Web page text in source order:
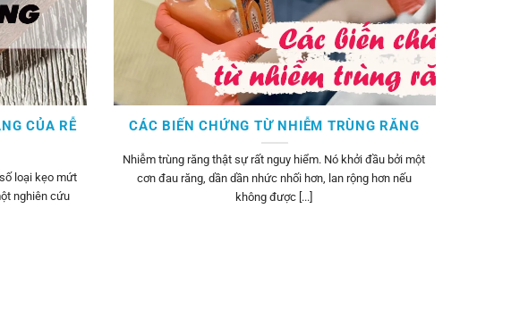
CỦA RỄ
loại kẹo mứt
nghiên cứu
CÁC BIẾN CHỨNG TỪ NHIỄM TRÙNG RĂNG
Nhiễm trùng răng thật sự rất nguy hiểm. Nó khởi đầu bởi một
cơn đau răng, dần dần nhức nhối hơn, lan rộng hơn nếu
không được [...]